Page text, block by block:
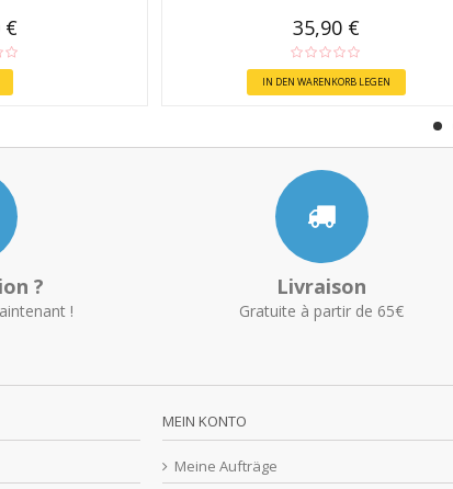
€ 35,90 €
IN DEN WARENKORB LEGEN
?
!
Livraison
Gratuite à partir de 65€
MEIN KONTO
Meine Aufträge